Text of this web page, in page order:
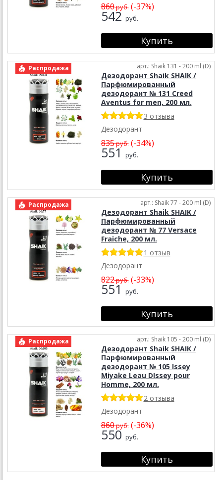
860руб.(-37%)
542 руб.
Распродажа арт.: Shaik 131 - 200 ml (D)
Дезодорант Shaik SHAIK /
Парфюмированный
дезодорант № 131 Creed
Aventus for men, 200 мл.
3 отзыва
Дезодорант
835руб.(-34%)
551 руб.
Распродажа арт.: Shaik 77 - 200 ml (D)
Дезодорант Shaik SHAIK /
Парфюмированный
дезодорант № 77 Versace
Fraiche, 200 мл.
1 отзыв
Дезодорант
822руб.(-33%)
551 руб.
Распродажа арт.: Shaik 105 - 200 ml (D)
Дезодорант Shaik SHAIK /
Парфюмированный
дезодорант № 105 Issey
Miyake Leau DIssey pour
Homme, 200 мл.
2 отзыва
Дезодорант
860руб.(-36%)
550 руб.